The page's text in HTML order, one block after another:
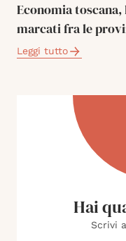
Economia
marcati fra le
Leggi tutto
Hai
Scrivi